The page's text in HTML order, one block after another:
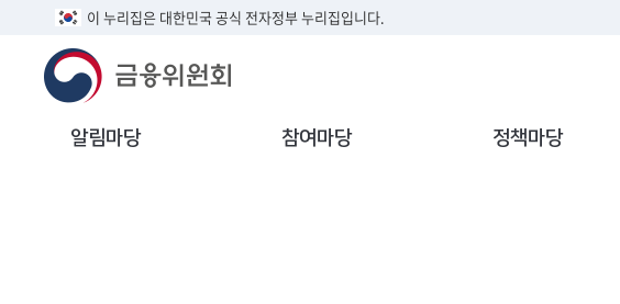
이 누리집은 대한민국 공식 전자정부 누리집입니다.
알림마당 참여마당 정책마당